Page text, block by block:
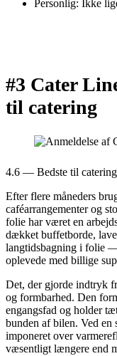
Personlig: Ikke
#3 Cater
til catering
4.6 — Bedste til catering
Efter flere måneders
caféarrangementer og
folie har været en
dækket buffetborde,
langtidsbagning i folie
oplevede med billige
Det, der gjorde indtryk
og formbarhed. Den
engangsfad og holder
bunden af bilen. Ved en
imponeret over
væsentligt længere end